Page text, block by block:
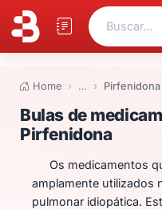
Buscar...
Home … Pirfenidona
Bulas de
Bulas de
Pirfenidona
Os medicamentos
amplamente utilizados
pulmonar idiopática.